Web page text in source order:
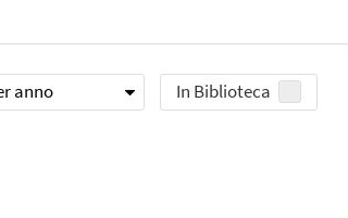
anno In Biblioteca